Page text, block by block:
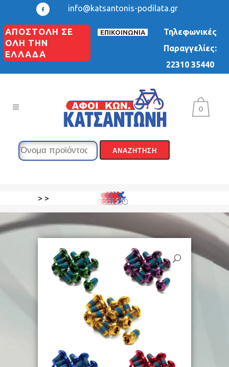
info@katsantonis-podilata.gr
ΑΠΟΣΤΟΛΗ ΣΕ
ΟΛΗ ΤΗΝ
ΕΛΛΑΔΑ
ΕΠΙΚΟΙΝΩΝΙΑ
Τηλεφωνικές
Παραγγελίες:
22310 35440
0
> >